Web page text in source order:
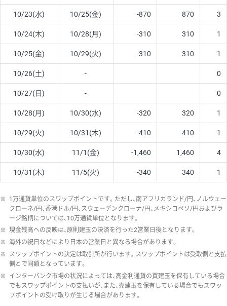
10/23(水) 10/25(金) -870 870 3
10/24(木) 10/28(月) -310 310 1
10/25(金) 10/29(火) -310 310 1
10/26(土) - 0
10/27(日) - 0
10/28(月) 10/30(水) -320 320 1
10/29(火) 10/31(木) -410 410 1
10/30(水) 11/1(金) -1,460 1,460 4
10/31(木) 11/5(火) -340 340 1
※ 1万通貨単位のスワップポイントです。ただし、南アフリカランド/円、ノルウェー
クローネ/円、香港ドル/円、スウェーデンクローナ/円、メキシコペソ/円およびラ
ージ銘柄については、10万通貨単位となります。
※ 現金残高への反映は、原則建玉の決済を行った2営業日後となります。
※ 海外の祝日などにより日本の営業日と異なる場合があります。
※ スワップポイントの決定は取引所が行います。スワップポイントは受取側と支払
側とで同額となっています。
※ インターバンク市場の状況によっては、高金利通貨の買建玉を保有している場合
でもスワップポイントの支払いが、また、売建玉を保有している場合でもスワッ
プポイントの受け取りが生じる場合があります。